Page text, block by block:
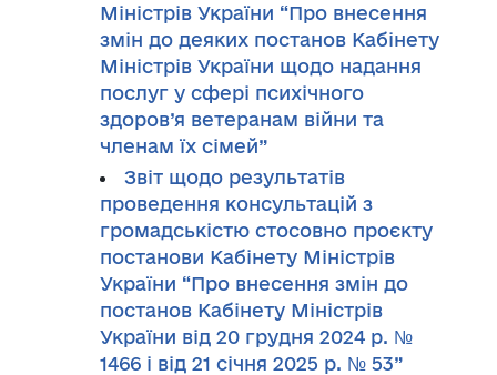
Міністрів України “Про внесення
змін до деяких постанов Кабінету
Міністрів України щодо надання
послуг у сфері психічного
здоров’я ветеранам війни та
членам їх сімей”
Звіт щодо результатів
проведення консультацій з
громадськістю стосовно проєкту
постанови Кабінету Міністрів
України “Про внесення змін до
постанов Кабінету Міністрів
України від 20 грудня 2024 р. №
1466 і від 21 січня 2025 р. № 53”